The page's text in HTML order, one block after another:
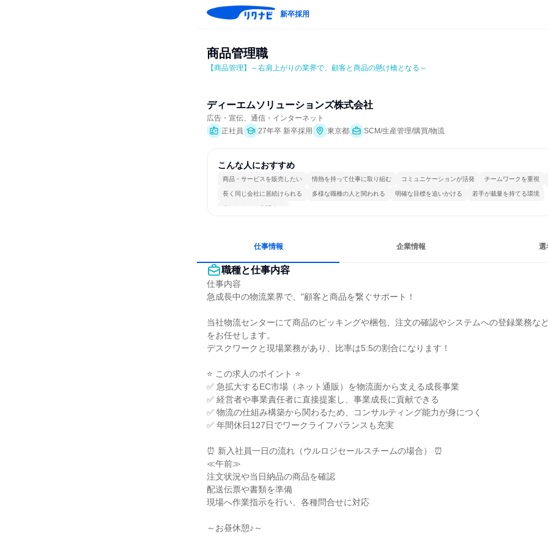
新卒採用
商品管理職
【商品管理】～右肩上がりの業界で、顧客と商品の懸け橋となる～
ディーエムソリューションズ株式会社
広告・宣伝、通信・インターネット
正社員
27年卒 新卒採用 東京都 SCM/生産管理/購買/物流
こんな人におすすめ
商品・サービスを販売したい 情熱を持って仕事に取り組む コミュニケーションが活発 チームワークを重視
長く同じ会社に居続けられる 多様な職種の人と関われる 明確な目標を追いかける 若手が裁量を持てる環境
人とたくさん会話する
仕事情報 企業情報 選
職種と仕事内容
仕事内容
急成長中の物流業界で、"顧客と商品を繋ぐサポート！
当社物流センターにて商品のピッキングや梱包、注文の確認やシステムへの登録業務な
をお任せします。
デスクワークと現場業務があり、比率は5:5の割合になります！
⭐ この求人のポイント ⭐
✅ 急拡大するEC市場（ネット通販）を物流面から支える成長事業
✅ 経営者や事業責任者に直接提案し、事業成長に貢献できる
✅ 物流の仕組み構築から関わるため、コンサルティング能力が身につく
✅ 年間休日127日でワークライフバランスも充実
⏰ 新入社員一日の流れ（ウルロジセールスチームの場合） ⏰
≪午前≫
注文状況や当日納品の商品を確認
配送伝票や書類を準備
現場へ作業指示を行い、各種問合せに対応
～お昼休憩♪～